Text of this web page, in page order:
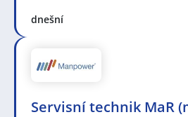
dnešní
Servisní technik MaR